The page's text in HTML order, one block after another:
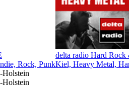
Rock, Punk
delta radio Hard Rock
Kiel, Heavy Metal,
Holstein
Holstein